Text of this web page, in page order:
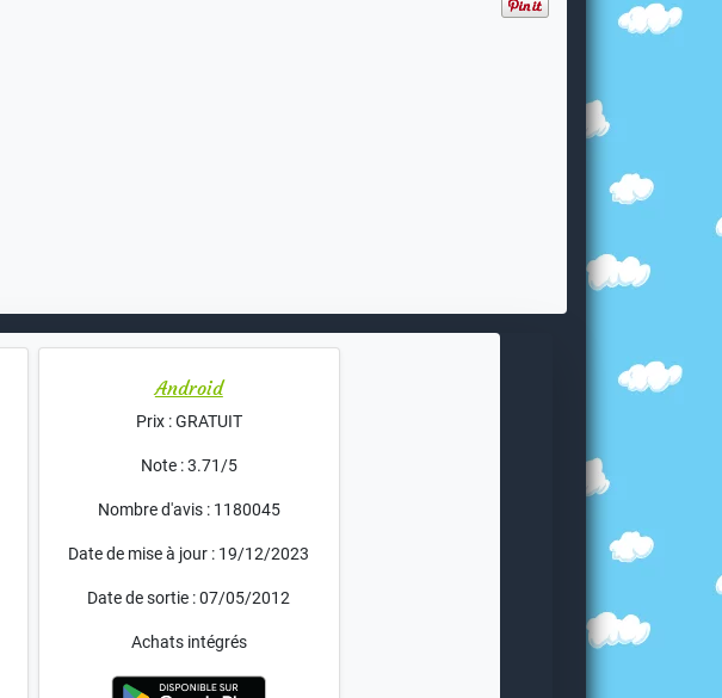
Android
Prix : GRATUIT
Note : 3.71/5
Nombre d'avis : 1180045
Date de mise à jour : 19/12/2023
Date de sortie : 07/05/2012
Achats intégrés